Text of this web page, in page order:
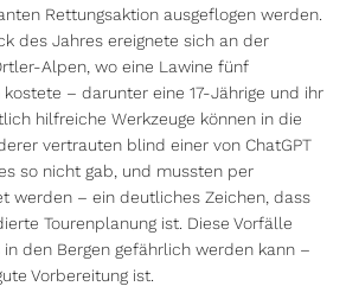
Rettungsaktion ausgeflogen werden.
des Jahres ereignete sich an der
Alpen, wo eine Lawine fünf
– darunter eine 17-Jährige und ihr
hilfreiche Werkzeuge können in die
vertrauten blind einer von ChatGPT
so nicht gab, und mussten per
werden – ein deutliches Zeichen, dass
Tourenplanung ist. Diese Vorfälle
den Bergen gefährlich werden kann –
Vorbereitung ist.